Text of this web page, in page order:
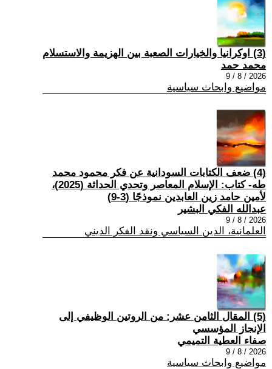
(3) اوكرانيا والخيارات الصعبة بين الهزيمة والاستسلام
محمد حمد
2026 / 8 / 9
مواضيع وابحاث سياسية
(4) ضعف الكتابات السودانية عن فكر محمود محمد
طه- كتاب: الإسلام المعاصر وتحدي الحداثة (2025)،
لأمين حامد زين العابدين نموذجًا (3-9)
عبدالله الفكي البشير
2026 / 8 / 9
العلمانية، الدين السياسي ونقد الفكر الديني
(5) المقال الثامن عشر: من الروتين الوظيفي إلى
الإنجاز المؤسسي
صفاء العطية التميمي
2026 / 8 / 9
مواضيع وابحاث سياسية